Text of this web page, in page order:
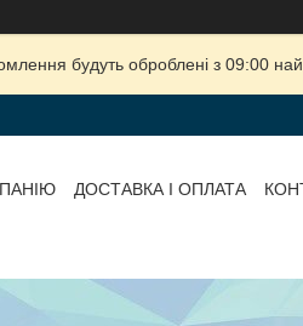
будуть оброблені з 09:00
ДОСТАВКА І ОПЛАТА